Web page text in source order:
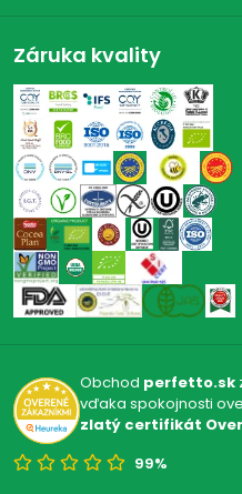
Záruka kvality
Obchod perfetto.sk
vďaka spokojnosti
zlatý certifikát
99%